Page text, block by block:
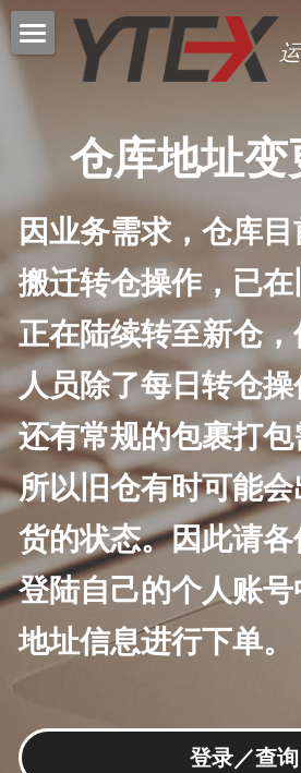
首页
转运流程
常见问题
保价服务
免责声明
关于我们
新手必读
最新公告
服务定价
联系我们
系统美元汇率 6.85
注册
仓库地址变
因业务需求，仓库
搬迁转仓操作，已
正在陆续转至新仓
人员除了每日转仓
还有常规的包裹打
所以旧仓有时可能
货的状态。因此请
登陆自己的个人账
地址信息进行下单。
登录／查询